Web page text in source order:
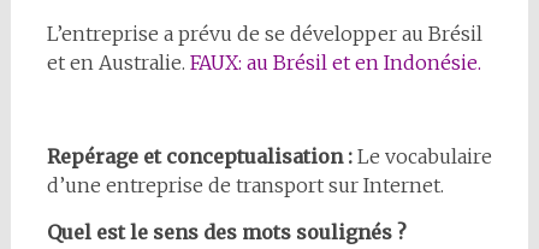
L’entreprise a prévu de se développer au Brésil
et en Australie. FAUX: au Brésil et en Indonésie.
Repérage et conceptualisation : Le vocabulaire
d’une entreprise de transport sur Internet.
Quel est le sens des mots soulignés ?